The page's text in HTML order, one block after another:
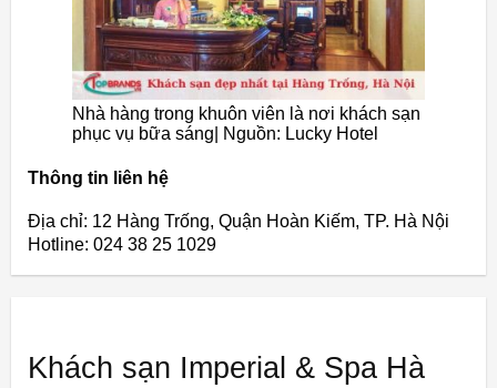
Nhà hàng trong khuôn viên là nơi khách sạn
phục vụ bữa sáng| Nguồn: Lucky Hotel
Thông tin liên hệ
Địa chỉ: 12 Hàng Trống, Quận Hoàn Kiếm, TP. Hà Nội
Hotline: 024 38 25 1029
Khách sạn Imperial & Spa Hà